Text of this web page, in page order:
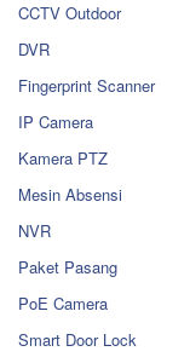
CCTV Outdoor
DVR
Fingerprint Scanner
IP Camera
Kamera PTZ
Mesin Absensi
NVR
Paket Pasang
PoE Camera
Smart Door Lock